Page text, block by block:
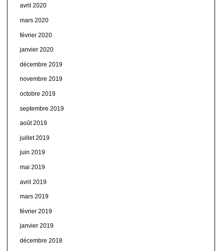
avril 2020
mars 2020
février 2020
janvier 2020
décembre 2019
novembre 2019
octobre 2019
septembre 2019
août 2019
juillet 2019
juin 2019
mai 2019
avril 2019
mars 2019
février 2019
janvier 2019
décembre 2018